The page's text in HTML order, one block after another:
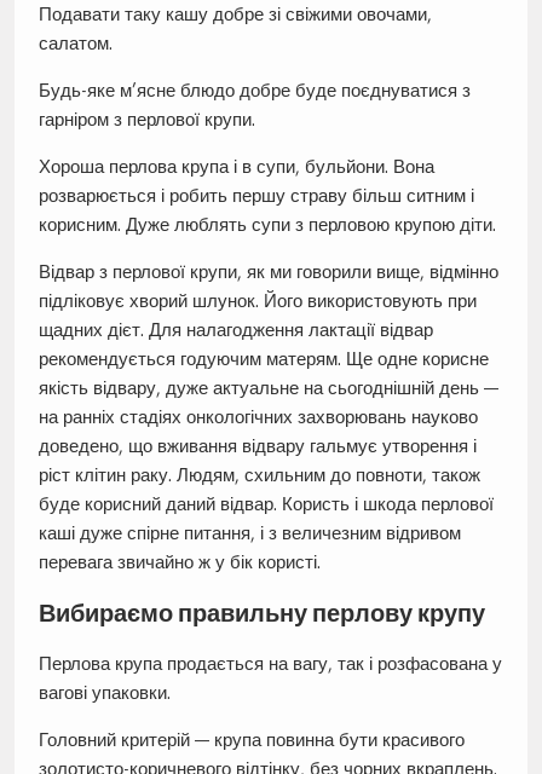
Подавати таку кашу добре зі свіжими овочами,
салатом.
Будь-яке м’ясне блюдо добре буде поєднуватися з
гарніром з перлової крупи.
Хороша перлова крупа і в супи, бульйони. Вона
розварюється і робить першу страву більш ситним і
корисним. Дуже люблять супи з перловою крупою діти.
Відвар з перлової крупи, як ми говорили вище, відмінно
підліковує хворий шлунок. Його використовують при
щадних дієт. Для налагодження лактації відвар
рекомендується годуючим матерям. Ще одне корисне
якість відвару, дуже актуальне на сьогоднішній день —
на ранніх стадіях онкологічних захворювань науково
доведено, що вживання відвару гальмує утворення і
ріст клітин раку. Людям, схильним до повноти, також
буде корисний даний відвар. Користь і шкода перлової
каші дуже спірне питання, і з величезним відривом
перевага звичайно ж у бік користі.
Вибираємо правильну перлову крупу
Перлова крупа продається на вагу, так і розфасована у
вагові упаковки.
Головний критерій — крупа повинна бути красивого
золотисто-коричневого відтінку, без чорних вкраплень.